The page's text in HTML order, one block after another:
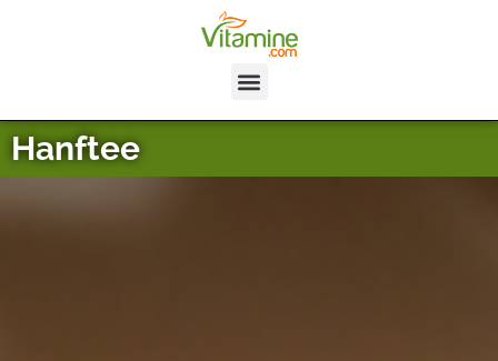
Hanftee